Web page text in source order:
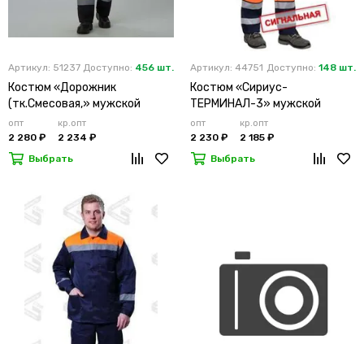
Артикул: 51237 Доступно: 456 шт.
Костюм «Дорожник
(тк.Смесовая,» мужской
летний лимонный
опт
2 280 ₽
кр.опт
2 234 ₽
Выбрать
Артикул: 44751 Доступно: 148 шт.
Костюм «Сириус-
ТЕРМИНАЛ-3» мужской
летний оранжевый
опт
2 230 ₽
кр.опт
2 185 ₽
Выбрать